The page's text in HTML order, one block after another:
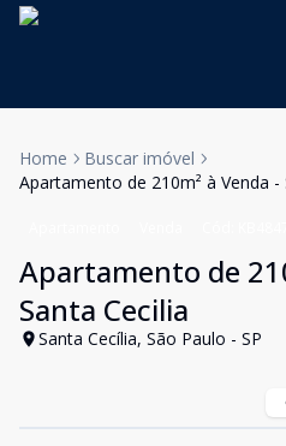
Home
Buscar imóvel
Apartamento de 210m² à Venda -
Apartamento de
Santa Cecilia
Santa Cecília, São Paulo - SP